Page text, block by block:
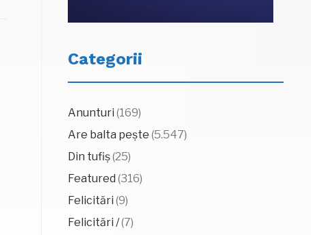
Categorii
Anunturi (169)
Are balta pește (5.547)
Din tufiș(25)
Featured (316)
Felicitări (9)
Felicitări /(7)